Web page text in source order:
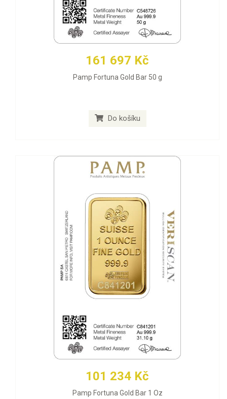
161 697 Kč
Pamp Fortuna Gold Bar 50 g
Do košíku
101 234 Kč
Pamp Fortuna Gold Bar 1 Oz